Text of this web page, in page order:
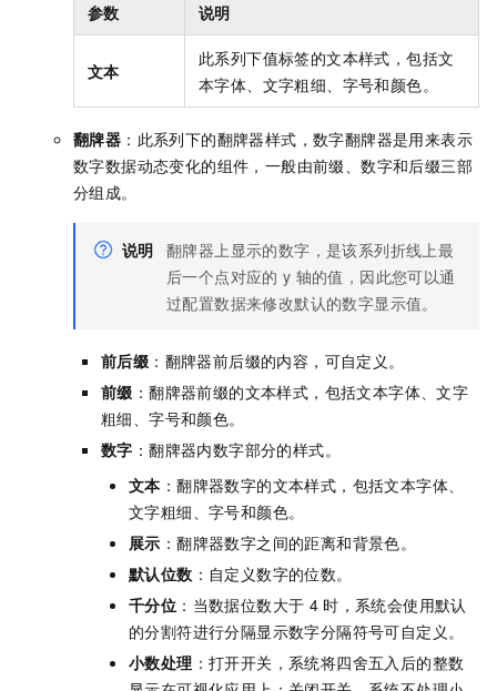
参数 说明
文本
此系列下值标签的文本样式，包括文
本字体、文字粗细、字号和颜色。
翻牌器 ：此系列下的翻牌器样式，数字翻牌器是用来表示
数字数据动态变化的组件，一般由前缀、数字和后缀三部
分组成。
说明 翻牌器上显示的数字，是该系列折线上最
后一个点对应的 y 轴的值，因此您可以通
过配置数据来修改默认的数字显示值。
前后缀 ：翻牌器前后缀的内容，可自定义。
前缀 ：翻牌器前缀的文本样式，包括文本字体、文字
粗细、字号和颜色。
数字 ：翻牌器内数字部分的样式。
文本 ：翻牌器数字的文本样式，包括文本字体、
文字粗细、字号和颜色。
展示 ：翻牌器数字之间的距离和背景色。
默认位数 ：自定义数字的位数。
千分位 ：当数据位数大于 4 时，系统会使用默认
的分割符进行分隔显示数字分隔符号可自定义。
小数处理 ：打开开关，系统将四舍五入后的整数